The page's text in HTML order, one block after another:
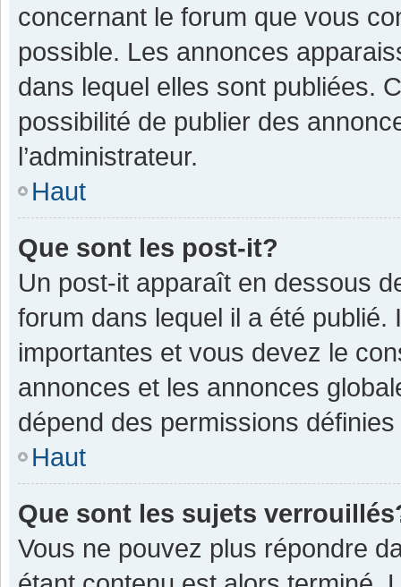
concernant le forum que vous
possible. Les annonces
dans lequel elles sont publiées.
possibilité de publier des
l’administrateur.
Haut
Que sont les post-it?
Un post-it apparaît en dessous
forum dans lequel il a été
importantes et vous devez le
annonces et les annonces
dépend des permissions définies
Haut
Que sont les sujets
Vous ne pouvez plus répondre